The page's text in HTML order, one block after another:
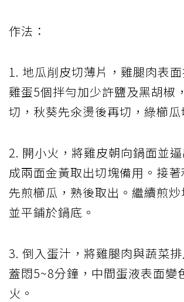
作法：
1. 地瓜削皮切薄片，雞腿肉表面
雞蛋5個拌勻加少許鹽及黑胡椒
切，秋葵先氽燙後再切，綠櫛瓜
2. 開小火，將雞皮朝向鍋面並
成兩面金黃取出切塊備用。接
先煎櫛瓜，熟後取出。繼續煎
並平鋪於鍋底。
3. 倒入蛋汁，將雞腿肉與蔬菜
蓋悶5~8分鐘，中間蛋液表面變
火。